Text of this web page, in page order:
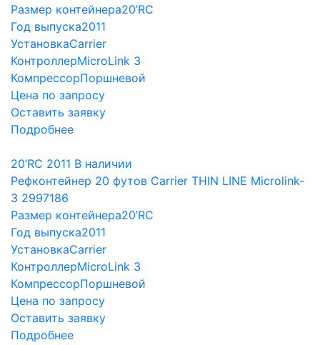
Размер контейнера20’RC
Год выпуска2011
УстановкаCarrier
КонтроллерMicroLink 3
КомпрессорПоршневой
Цена по запросу
Оставить заявку
Подробнее
20’RC 2011 В наличии
Рефконтейнер 20 футов Carrier THIN LINE Microlink-
3 2997186
Размер контейнера20’RC
Год выпуска2011
УстановкаCarrier
КонтроллерMicroLink 3
КомпрессорПоршневой
Цена по запросу
Оставить заявку
Подробнее